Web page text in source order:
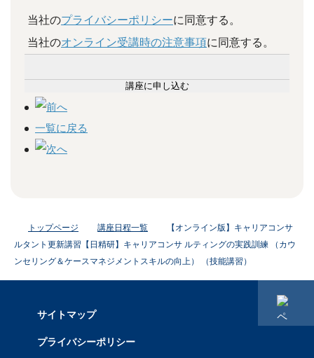
当社のプライバシーポリシーに同意する。
当社のオンライン受講時の注意事項に同意する。
講座に申し込む
一覧に戻る
トップページ 講座日程一覧
【オンライン版】キャリアコンサ
ルタント更新講習【日精研】キャリアコンサ ルティングの実践訓練 （カウ
ンセリング＆ケースマネジメントスキルの向上） （技能講習）
サイトマップ
プライバシーポリシー